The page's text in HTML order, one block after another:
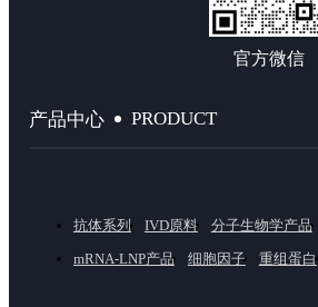
官方微信
产品中心 PRODUCT
抗体系列 IVD原料 分子生物学产品
mRNA-LNP产品
细胞因子 重组蛋白